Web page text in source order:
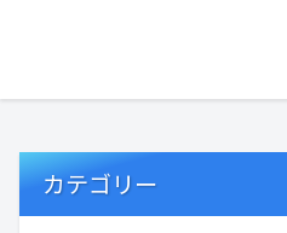
カテゴリー